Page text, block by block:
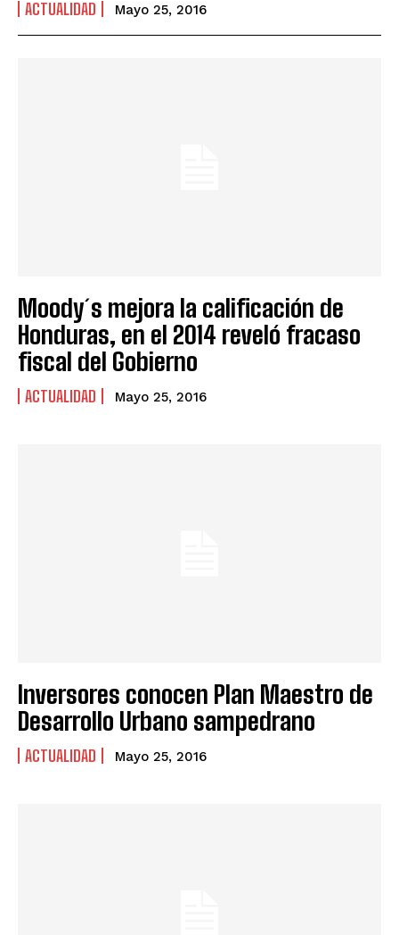
ACTUALIDAD Mayo 25, 2016
Moody´s mejora la calificación de
Honduras, en el 2014 reveló fracaso
fiscal del Gobierno
ACTUALIDAD Mayo 25, 2016
Inversores conocen Plan Maestro de
Desarrollo Urbano sampedrano
ACTUALIDAD Mayo 25, 2016